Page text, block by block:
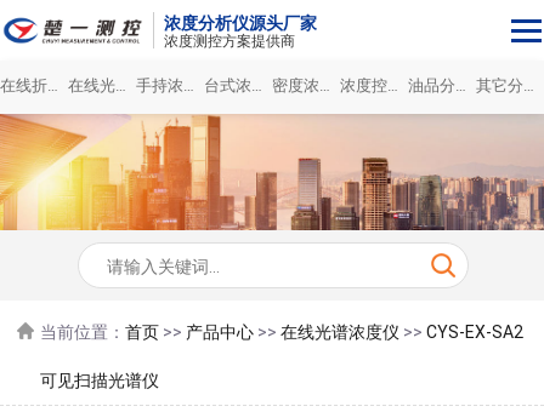
浓度分析仪源头厂家
浓度测控方案提供商
在线折光浓度仪 在线光谱浓度仪 手持浓度计 台式浓度分析仪 密度浓度仪 浓度控制系统 油品分析仪 其它分析仪
当前位置：首页 >> 产品中心 >>在线光谱浓度仪 >>CYS-EX-SA2
可见扫描光谱仪